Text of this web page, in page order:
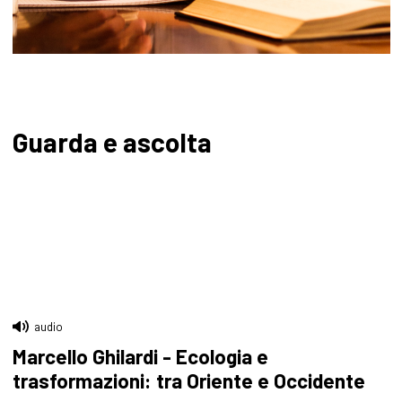
Guarda e ascolta
audio
Marcello Ghilardi - Ecologia e
trasformazioni: tra Oriente e Occidente